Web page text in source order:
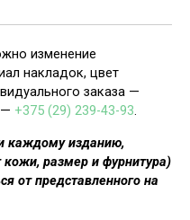
изменение
накладок, цвет
заказа —
+375 (29) 239-43-93.
каждому изданию,
размер и фурнитура)
от представленного на